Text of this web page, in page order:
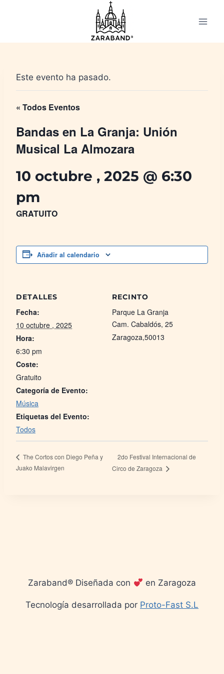
Este evento ha pasado.
« Todos Eventos
Bandas en La Granja: Unión
Musical La Almozara
10 octubre , 2025 @ 6:30
pm
GRATUITO
Añadir al calendario
DETALLES
Fecha:
10 octubre , 2025
Hora:
6:30 pm
Coste:
Gratuito
Categoría de Evento:
Música
Etiquetas del Evento:
Todos
RECINTO
Parque La Granja
Cam. Cabaldós, 25
Zaragoza,50013
The Cortos con Diego Peña y
Juako Malavirgen
2do Festival Internacional de
Circo de Zaragoza
Zaraband® Diseñada con en Zaragoza
Tecnología desarrollada por Proto-Fast S.L